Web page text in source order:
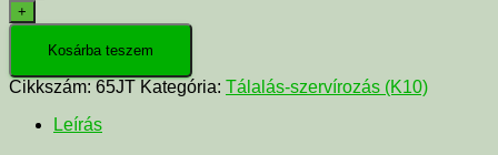
+
Kosárba teszem
Cikkszám: 65JT Kategória: Tálalás-szervírozás (K10)
Leírás